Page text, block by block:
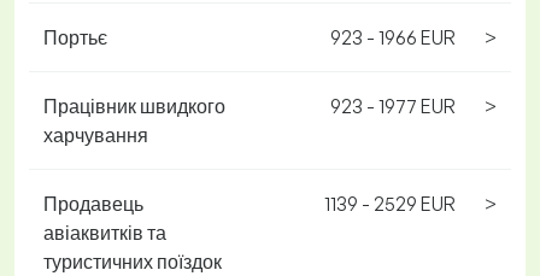
Портьє 923 - 1966 EUR >
Працівник швидкого
харчування
923 - 1977 EUR >
Продавець
авіаквитків та
туристичних поїздок
1139 - 2529 EUR >